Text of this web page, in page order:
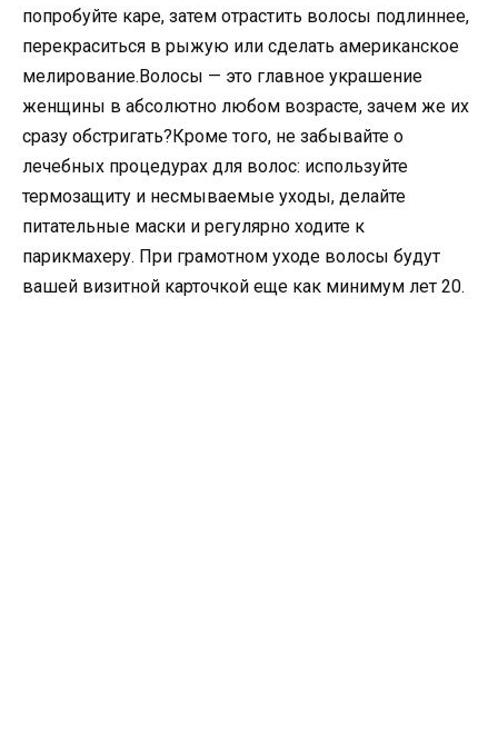
попробуйте каре, затем отрастить волосы подлиннее,
перекраситься в рыжую или сделать американское
мелирование.Волосы — это главное украшение
женщины в абсолютно любом возрасте, зачем же их
сразу обстригать?Кроме того, не забывайте о
лечебных процедурах для волос: используйте
термозащиту и несмываемые уходы, делайте
питательные маски и регулярно ходите к
парикмахеру. При грамотном уходе волосы будут
вашей визитной карточкой еще как минимум лет 20.